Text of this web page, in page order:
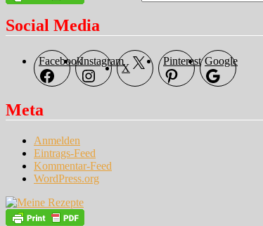
Social Media
FacebookInstagram
X
Pinterest Google
Meta
Anmelden
Eintrags-Feed
Kommentar-Feed
WordPress.org